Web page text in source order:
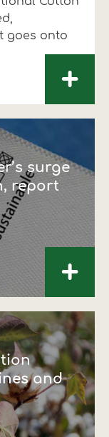
goes onto
+
surge
report
+
and